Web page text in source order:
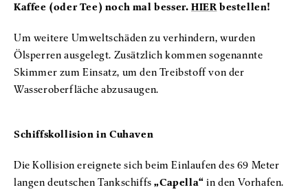
Kaffee (oder Tee) noch mal besser.HIERbestellen!
Um weitere Umweltschäden zu verhindern, wurden
Ölsperren ausgelegt. Zusätzlich kommen sogenannte
Skimmer zum Einsatz, um den Treibstoff von der
Wasseroberfläche abzusaugen.
Schiffskollision in Cuhaven
Die Kollision ereignete sich beim Einlaufen des 69 Meter
langen deutschen Tankschiffs„Capella“ in den Vorhafen.